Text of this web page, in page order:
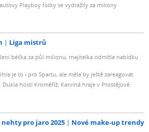
Playboy fotky se vydražily za miliony
Liga mistrů
béčka za půl milionu, majitelka odmítla nabídku
je to i pro Spartu, ale měla by ještě zareagovat
Dukla hostí Kroměříž, Karviná hraje v Prostějově
pro jaro 2025 Nové make-up trendy